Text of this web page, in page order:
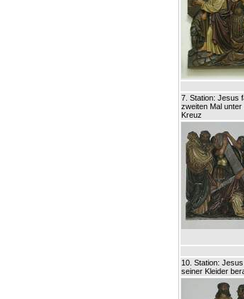
7. Station: Jesus
zweiten Mal unter
Kreuz
10. Station:
seiner Kleider